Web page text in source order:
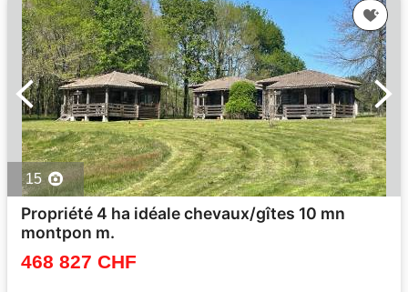
15
Propriété 4 ha idéale chevaux/gîtes 10 mn
montpon m.
468 827 CHF